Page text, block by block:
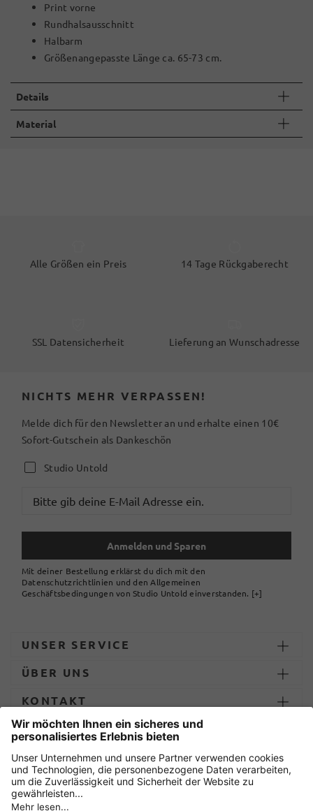
Print vorne
Rundhalsausschnitt
Halbarm
Größenangepasste Länge ca. 65-73 cm.
Details
Material
Alle Größen ein Preis 14 Tage Rückgaberecht
SSL Datensicherheit Lieferung an Wunschadresse
NICHTS MEHR VERPASSEN!
Melde dich für den Newsletter an und erhalte einen 10€
Sofort-Gutschein als Dankeschön
Studio Untold
Anmelden und Sparen
Mit deiner Bestellung erklärst du dich mit den
Datenschutzrichtlinien und den Allgemeinen
Geschäftsbedingungen von Studio Untold einverstanden. [+]
UNSER SERVICE
ÜBER UNS
KONTAKT
ZAHLUNG UND LIEFERUNG
Sicher einkaufen mit